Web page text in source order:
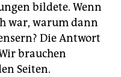
bildete. Wenn
war, warum dann
Die Antwort
brauchen
Seiten.